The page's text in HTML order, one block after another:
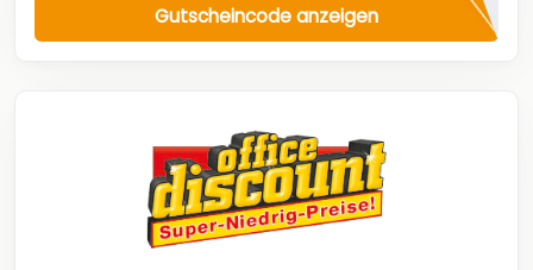
Gutscheincode anzeigen